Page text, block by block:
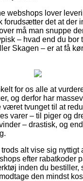
webshops lover
forudsætter det at der
må man snuppe
– hvad end du bor
Skagen – er at få
for os alle at
og derfor har
været tvunget til at
varer – til piger og
– drastisk, og
alt vise sig nyttigt
efter rabatkoder
inden du bestiller,
den mindst